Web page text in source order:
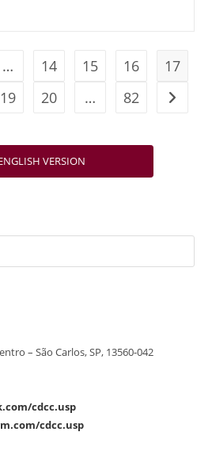
… 14 15 16
17
19 20 … 82
VERSION
– São Carlos, SP, 13560-042
cdcc.usp
cdcc.usp